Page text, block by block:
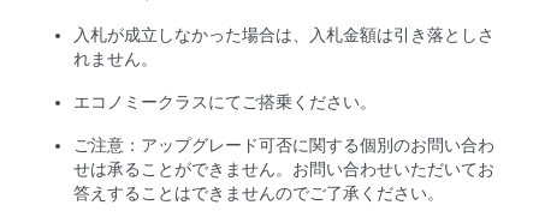
入札が成立しなかった場合は、入札金額は引き落としさ
れません。
エコノミークラスにてご搭乗ください。
ご注意：アップグレード可否に関する個別のお問い合わ
せは承ることができません。お問い合わせいただいてお
答えすることはできませんのでご了承ください。